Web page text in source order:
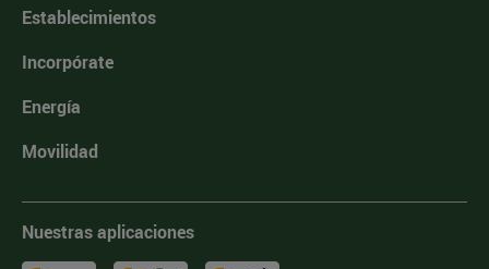
Establecimientos
Incorpórate
Energía
Movilidad
Nuestras aplicaciones